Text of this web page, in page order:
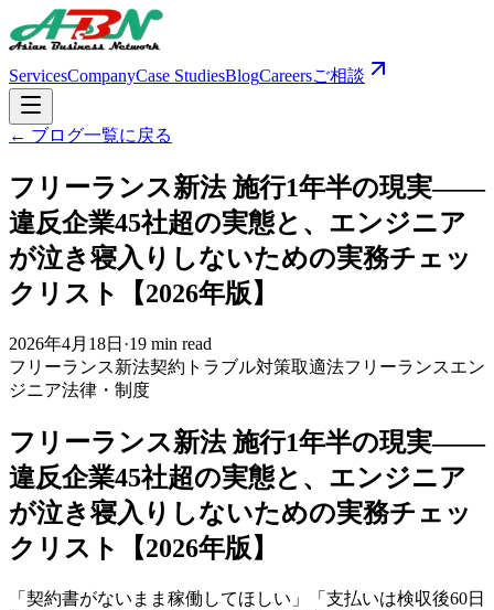
ServicesCompanyCase StudiesBlogCareersご相談
← ブログ一覧に戻る
フリーランス新法 施行1年半の現実――
違反企業45社超の実態と、エンジニア
が泣き寝入りしないための実務チェッ
クリスト【2026年版】
2026年4月18日 ·19 min read
フリーランス新法契約トラブル対策取適法フリーランスエン
ジニア法律・制度
フリーランス新法 施行1年半の現実――
違反企業45社超の実態と、エンジニア
が泣き寝入りしないための実務チェッ
クリスト【2026年版】
「契約書がないまま稼働してほしい」「支払いは検収後60日